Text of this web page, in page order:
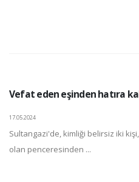
Vefat eden eşinden hatıra
17.05.2024
Sultangazi'de, kimliği belirsiz iki
olan penceresinden ...